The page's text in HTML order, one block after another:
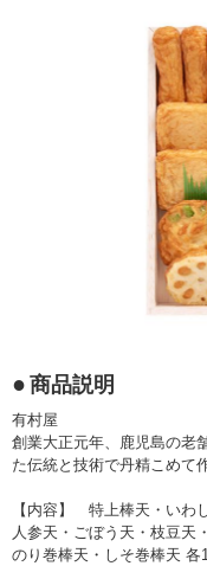
商品説明
有村屋
創業大正元年、鹿児島の老
た伝統と技術で丹精こめて
【内容】 特上棒天・いわ
人参天・ごぼう天・枝豆天
のり巻棒天・しそ巻棒天